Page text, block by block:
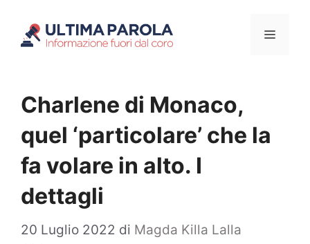
Menu
Charlene di Monaco,
quel ‘particolare’ che la
fa volare in alto. I
dettagli
20 Luglio 2022 di Magda Killa Lalla